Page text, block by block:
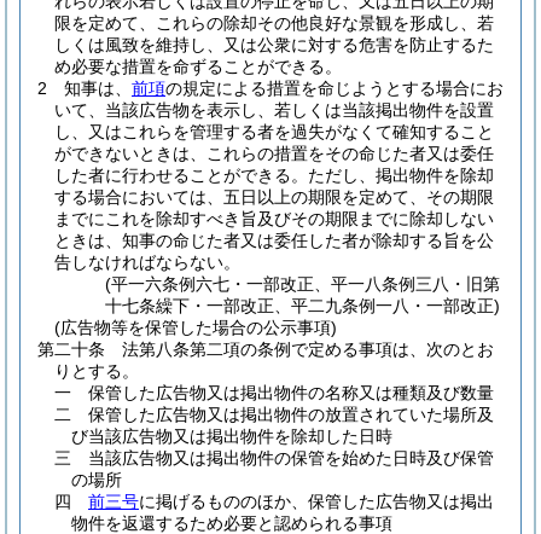
限を定めて、これらの除却その他良好な景観を形成し、若
しくは風致を維持し、又は公衆に対する危害を防止するた
め必要な措置を命ずることができる。
2
知事は、 前項の規定による措置を命じようとする場合にお
いて、当該広告物を表示し、若しくは当該掲出物件を設置
し、又はこれらを管理する者を過失がなくて確知すること
ができないときは、これらの措置をその命じた者又は委任
した者に行わせることができる。 ただし、掲出物件を除却
する場合においては、五日以上の期限を定めて、その期限
までにこれを除却すべき旨及びその期限までに除却しない
ときは、知事の命じた者又は委任した者が除却する旨を公
告しなければならない。
(平一六条例六七・一部改正、平一八条例三八・旧第
十七条繰下・一部改正、平二九条例一八・一部改正)
(広告物等を保管した場合の公示事項)
第二十条
法第八条第二項の条例で定める事項は、次のとお
りとする。
一
保管した広告物又は掲出物件の名称又は種類及び数量
二
保管した広告物又は掲出物件の放置されていた場所及
び当該広告物又は掲出物件を除却した日時
三
当該広告物又は掲出物件の保管を始めた日時及び保管
の場所
四
前三号に掲げるもののほか、保管した広告物又は掲出
物件を返還するため必要と認められる事項